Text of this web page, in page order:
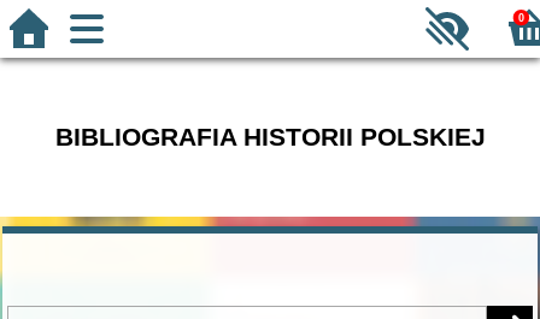
0
BIBLIOGRAFIA HISTORII POLSKIEJ